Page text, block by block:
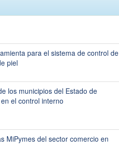
para el sistema de control de
piel
los municipios del Estado de
el control interno
MiPymes del sector comercio en